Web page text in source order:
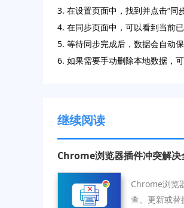
3. 在设置页面中，找到并点击“同步
4. 在同步页面中，可以看到当前
5. 等待同步完成后，数据会自动保
6. 如果需要手动删除本地数据，
继续阅读
Chrome浏览器插件冲突解决
Chrome浏览
查、更新或替